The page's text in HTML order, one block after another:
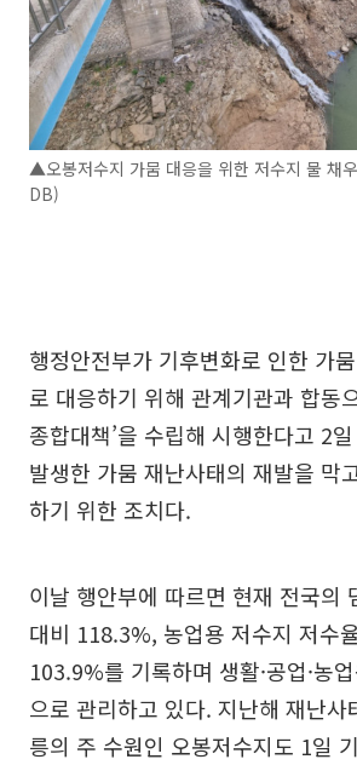
▲오봉저수지 가뭄 대응을 위한 저수지 물 채
DB)
행정안전부가 기후변화로 인한 가
로 대응하기 위해 관계기관과 합동
종합대책’을 수립해 시행한다고 2
발생한 가뭄 재난사태의 재발을 막
하기 위한 조치다.
이날 행안부에 따르면 현재 전국의
대비 118.3%, 농업용 저수지 저수
103.9%를 기록하며 생활·공업·농
으로 관리하고 있다. 지난해 재난사
릉의 주 수원인 오봉저수지도 1일